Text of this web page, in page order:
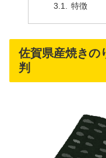
特徴
佐賀県産焼きの
判